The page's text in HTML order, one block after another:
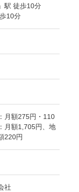
駅 徒歩10分
10分
月額275円・110
月額1,705円、地
220円
社